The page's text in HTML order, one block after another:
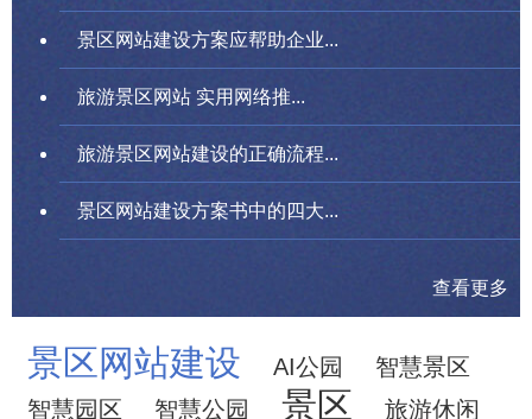
景区网站建设方案应帮助企业...
旅游景区网站 实用网络推...
旅游景区网站建设的正确流程...
景区网站建设方案书中的四大...
查看更多
景区网站建设 AI公园
智慧景区
智慧园区
智慧公园 景区 旅游休闲